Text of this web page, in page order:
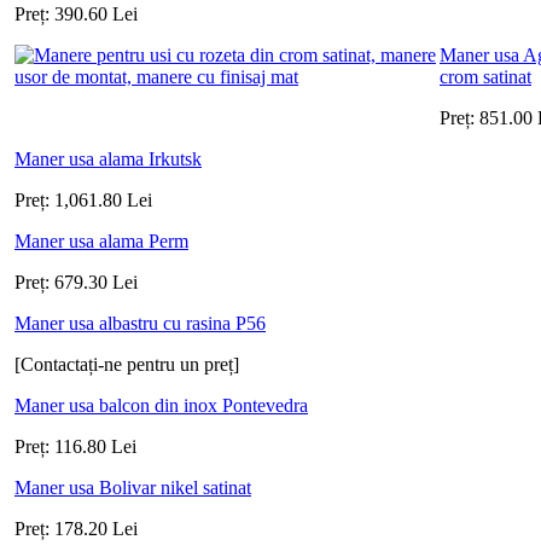
Preț: 390.60 Lei
Maner usa
crom satinat
Preț: 851.00
Maner usa alama Irkutsk
Preț: 1,061.80 Lei
Maner usa alama Perm
Preț: 679.30 Lei
Maner usa albastru cu rasina P56
[Contactați-ne pentru un preț]
Maner usa balcon din inox Pontevedra
Preț: 116.80 Lei
Maner usa Bolivar nikel satinat
Preț: 178.20 Lei